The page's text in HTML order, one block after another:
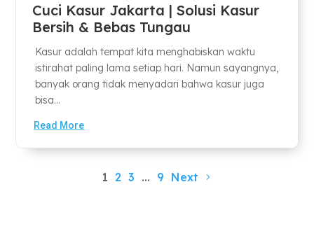
Cuci Kasur Jakarta | Solusi Kasur
Bersih & Bebas Tungau
Kasur adalah tempat kita menghabiskan waktu
istirahat paling lama setiap hari. Namun sayangnya,
banyak orang tidak menyadari bahwa kasur juga
bisa...
Read More
1 2 3 … 9 Next